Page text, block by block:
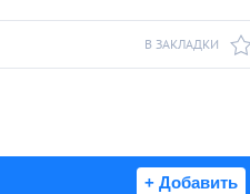
В ЗАКЛАДКИ
+ Добавить